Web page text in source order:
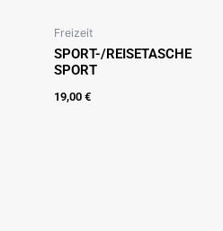
Freizeit
SPORT-/REISETASCHE
SPORT
19,00 €